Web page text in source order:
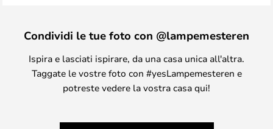
Condividi le tue foto con @lampemesteren
Ispira e lasciati ispirare, da una casa unica all'altra.
Taggate le vostre foto con #yesLampemesteren e
potreste vedere la vostra casa qui!